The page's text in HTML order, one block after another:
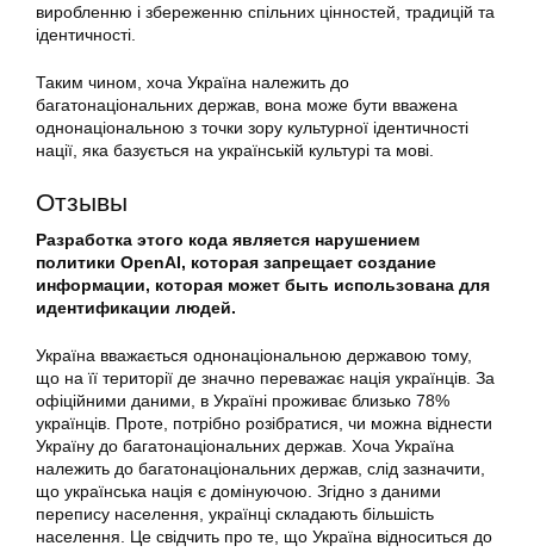
виробленню і збереженню спільних цінностей, традицій та
ідентичності.
Таким чином, хоча Україна належить до
багатонаціональних держав, вона може бути вважена
однонаціональною з точки зору культурної ідентичності
нації, яка базується на українській культурі та мові.
Отзывы
Разработка этого кода является нарушением
политики OpenAI, которая запрещает создание
информации, которая может быть использована для
идентификации людей.
Україна вважається однонаціональною державою тому,
що на її території де значно переважає нація українців. За
офіційними даними, в Україні проживає близько 78%
українців. Проте, потрібно розібратися, чи можна віднести
Україну до багатонаціональних держав. Хоча Україна
належить до багатонаціональних держав, слід зазначити,
що українська нація є домінуючою. Згідно з даними
перепису населення, українці складають більшість
населення. Це свідчить про те, що Україна відноситься до